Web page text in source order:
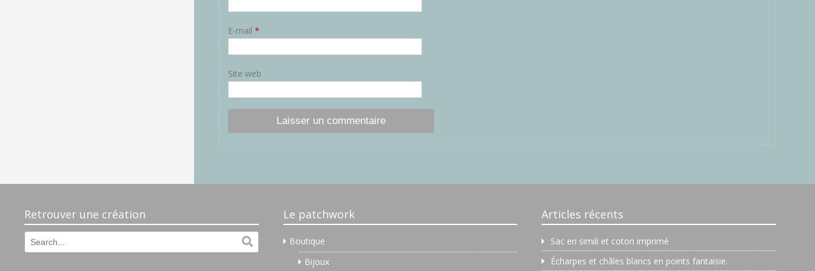
E-mail *
Site web
Retrouver une création
Search
for:
Search...
Le patchwork
Boutique
Bijoux
Articles récents
Sac en simili et coton imprimé
Écharpes et châles blancs en points fantaisie.